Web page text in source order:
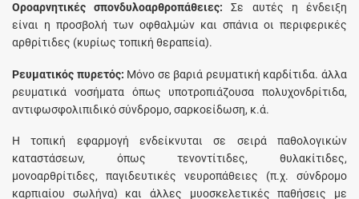
Οροαρνητικές σπονδυλοαρθροπάθειες: Σε αυτές η ένδειξη
είναι η προσβολή των οφθαλμών και σπάνια οι περιφερικές
αρθρίτιδες (κυρίως τοπική θεραπεία).
Ρευματικός πυρετός: Mόνο σε βαριά ρευματική καρδίτιδα. άλλα
ρευματικά νοσήματα όπως υποτροπιάζουσα πολυχονδρίτιδα,
αντιφωσφολιπιδικό σύνδρομο, σαρκοείδωση, κ.ά.
H τοπική εφαρμογή ενδείκνυται σε σειρά παθολογικών
καταστάσεων, όπως τενοντίτιδες, θυλακίτιδες,
μονοαρθρίτιδες, παγιδευτικές νευροπάθειες (π.χ. σύνδρομο
καρπιαίου σωλήνα) και άλλες μυοσκελετικές παθήσεις με